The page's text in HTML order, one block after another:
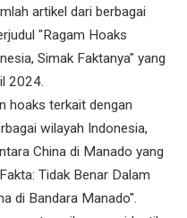
artikel dari berbagai
"Ragam Hoaks
Simak Faktanya" yang
2024.
hoaks terkait dengan
wilayah Indonesia,
China di Manado yang
Tidak Benar Dalam
di Bandara Manado".